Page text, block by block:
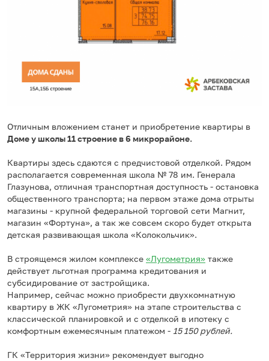
Отличным вложением станет и приобретение квартиры в
Доме у школы 11 строение в 6 микрорайоне.
Квартиры здесь сдаются с предчистовой отделкой. Рядом
располагается современная школа № 78 им. Генерала
Глазунова, отличная транспортная доступность - остановка
общественного транспорта; на первом этаже дома отрыты
магазины - крупной федеральной торговой сети Магнит,
магазин «Фортуна», а так же совсем скоро будет открыта
детская развивающая школа «Колокольчик».
В строящемся жилом комплексе «Лугометрия» также
действует льготная программа кредитования и
субсидирование от застройщика.
Например, сейчас можно приобрести двухкомнатную
квартиру в ЖК «Лугометрия» на этапе строительства с
классической планировкой и с отделкой в ипотеку с
комфортным ежемесячным платежом - 15 150 рублей.
ГК «Территория жизни» рекомендует выгодно